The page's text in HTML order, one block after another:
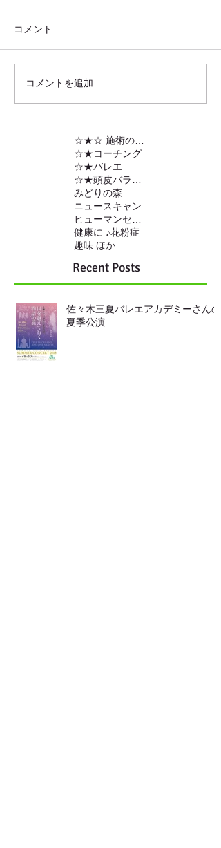
コメント
コメントを追加…
☆★コーチング
☆★バレエ
みどりの森
ニュースキャン
健康に ♪花粉症
趣味 ほか
Recent Posts
佐々木三夏バレエアカデミーさんの
夏季公演